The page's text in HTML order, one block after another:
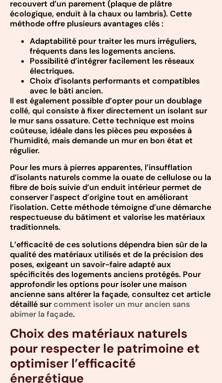
recouvert d’un parement (plaque de plâtre
écologique, enduit à la chaux ou lambris). Cette
méthode offre plusieurs avantages clés :
Adaptabilité pour traiter les murs irréguliers,
fréquents dans les logements anciens.
Possibilité d’intégrer facilement les réseaux
électriques.
Choix d’isolants performants et compatibles
avec le bâti ancien.
Il est également possible d’opter pour un doublage
collé, qui consiste à fixer directement un isolant sur
le mur sans ossature. Cette technique est moins
coûteuse, idéale dans les pièces peu exposées à
l’humidité, mais demande un mur en bon état et
régulier.
Pour les murs à pierres apparentes, l’insufflation
d’isolants naturels comme la ouate de cellulose ou la
fibre de bois suivie d’un enduit intérieur permet de
conserver l’aspect d’origine tout en améliorant
l’isolation. Cette méthode témoigne d’une démarche
respectueuse du bâtiment et valorise les matériaux
traditionnels.
L’efficacité de ces solutions dépendra bien sûr de la
qualité des matériaux utilisés et de la précision des
poses, exigeant un savoir-faire adapté aux
spécificités des logements anciens protégés. Pour
approfondir les options pour isoler une maison
ancienne sans altérer la façade, consultez cet article
détaillé surcomment isoler un mur ancien sans
abimer la façade.
Choix des matériaux naturels
pour respecter le patrimoine et
optimiser l’efficacité
énergétique